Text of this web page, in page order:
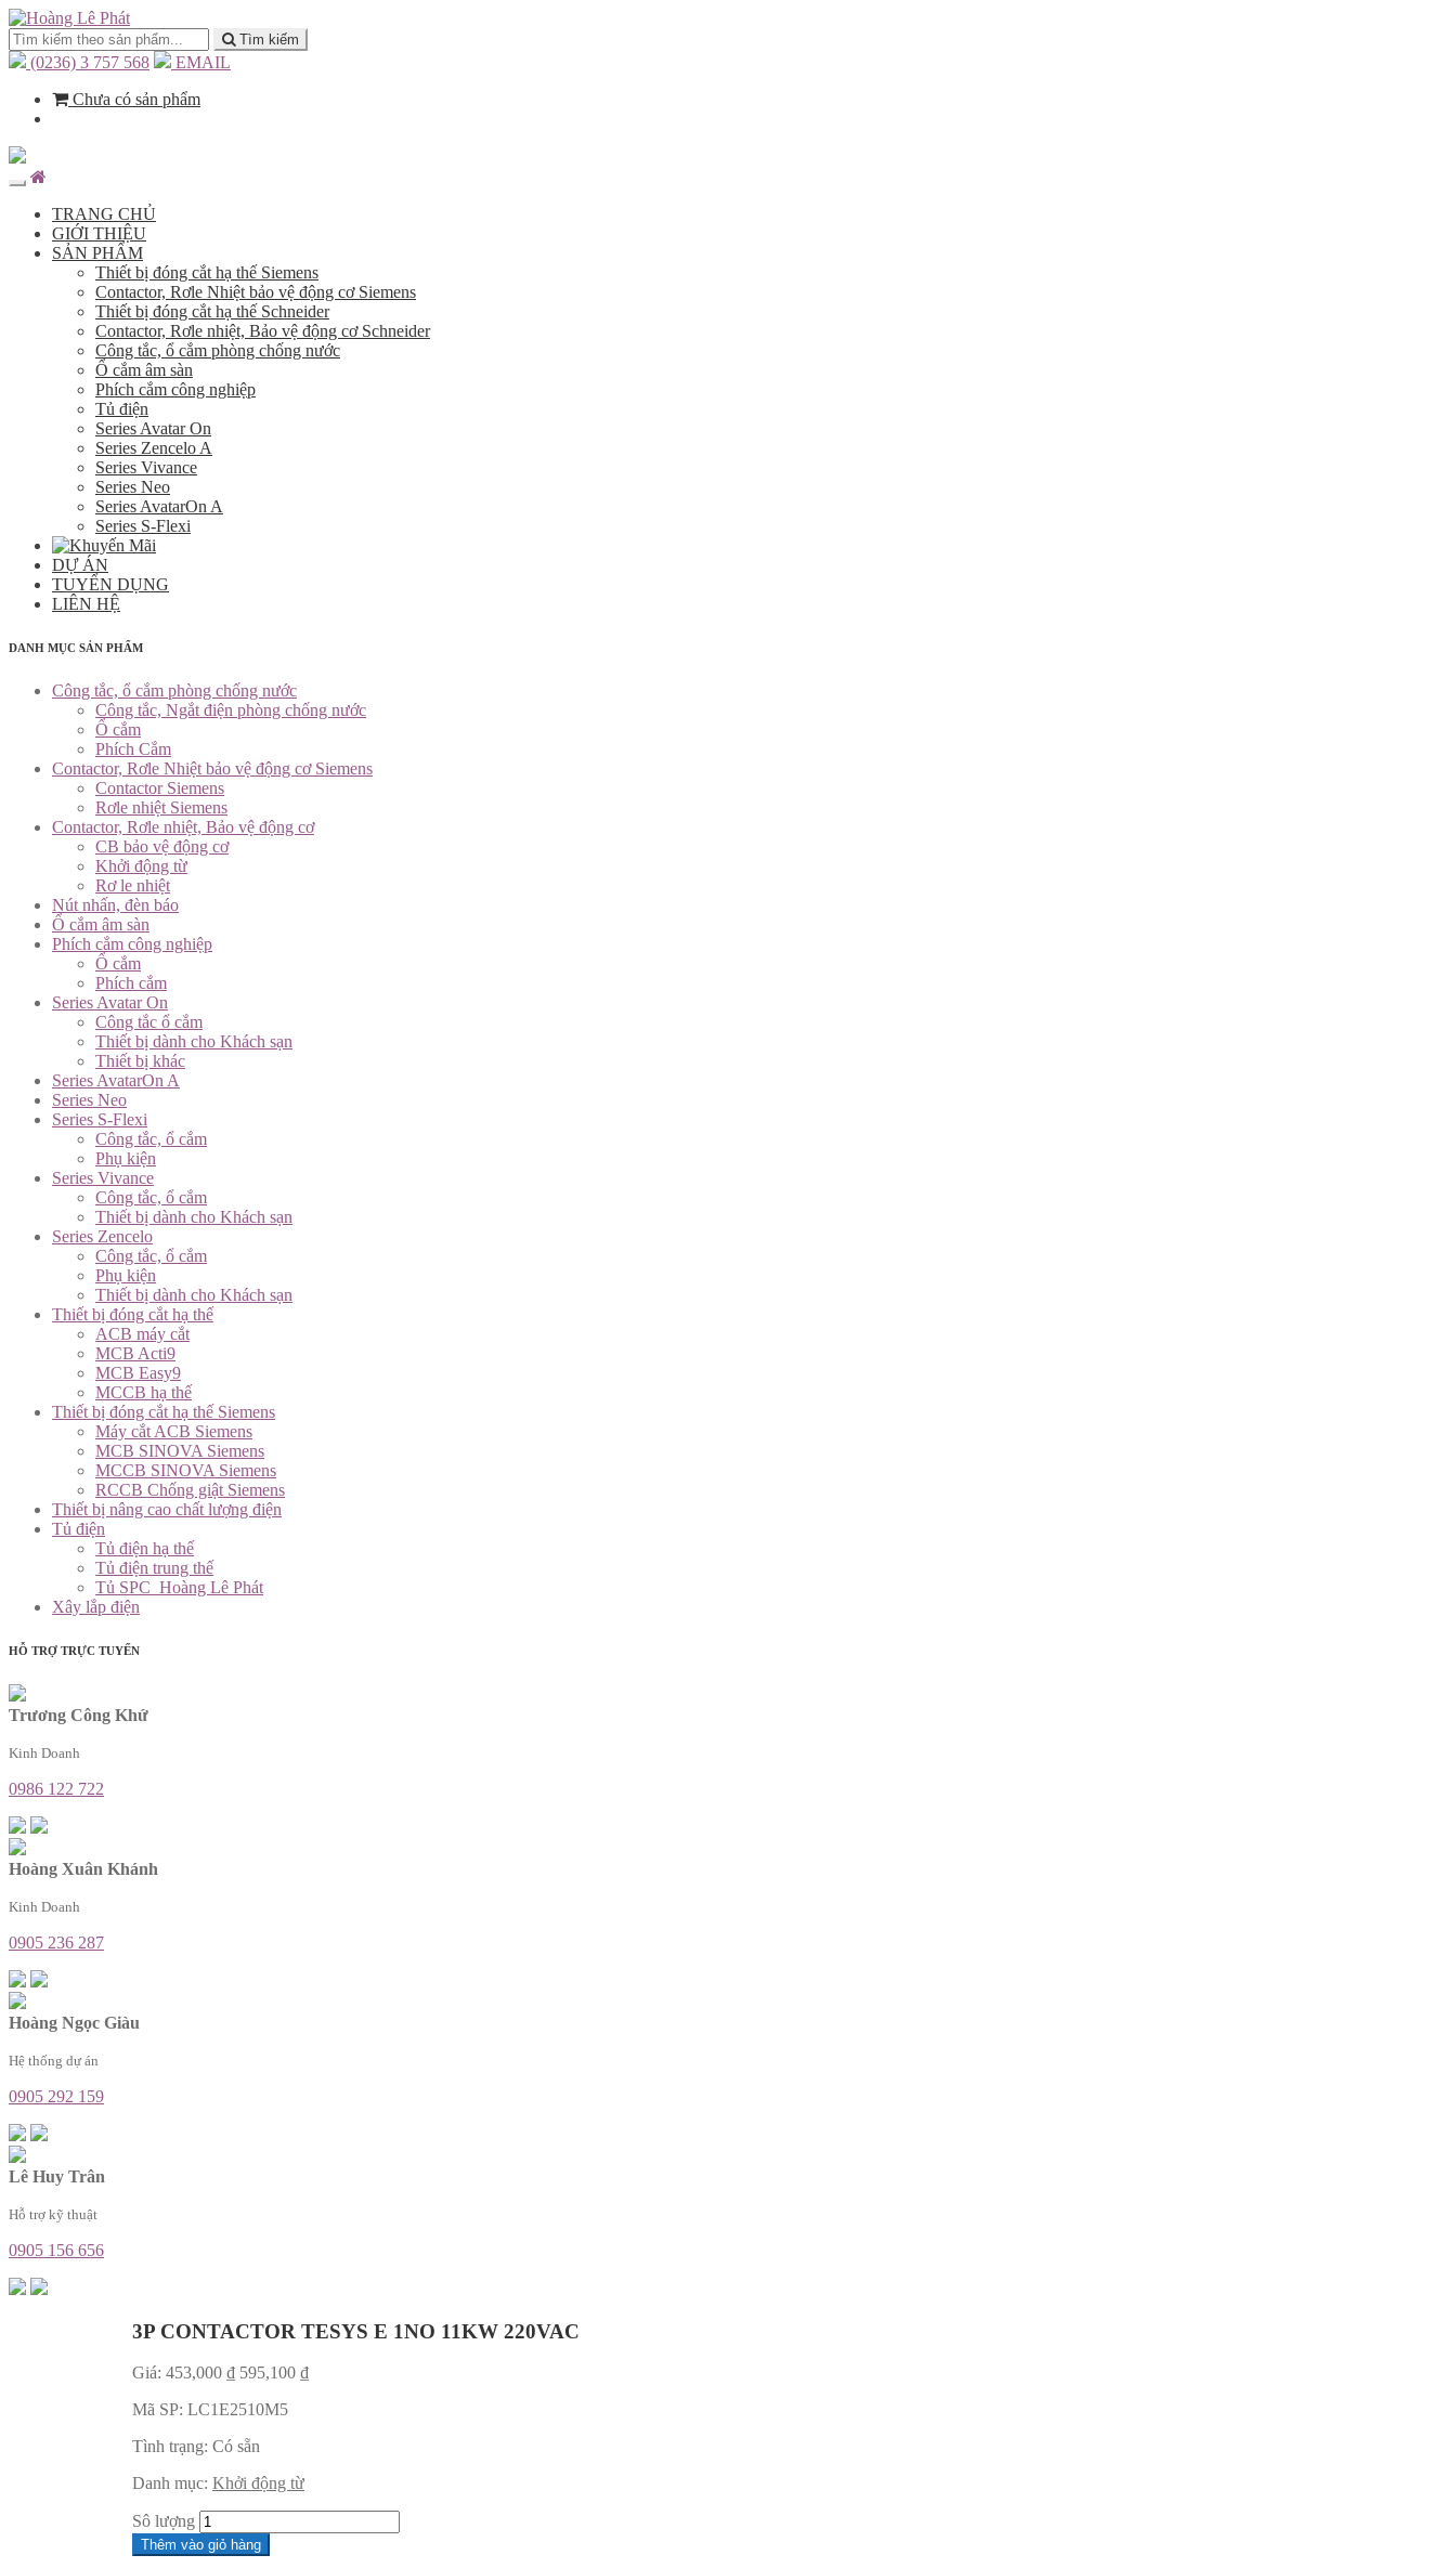
Tìm kiếm
(0236) 3 757 568
EMAIL
Chưa có sản phẩm
TRANG CHỦ
GIỚI THIỆU
SẢN PHẨM
Thiết bị đóng cắt hạ thế Siemens
Contactor, Rơle Nhiệt bảo vệ động cơ Siemens
Thiết bị đóng cắt hạ thế Schneider
Contactor, Rơle nhiệt, Bảo vệ động cơ Schneider
Công tắc, ổ cắm phòng chống nước
Ổ cắm âm sàn
Phích cắm công nghiệp
Tủ điện
Series Avatar On
Series Zencelo A
Series Vivance
Series Neo
Series AvatarOn A
Series S-Flexi
DỰ ÁN
TUYỂN DỤNG
LIÊN HỆ
DANH MỤC SẢN PHẨM
Công tắc, ổ cắm phòng chống nước
Công tắc, Ngắt điện phòng chống nước
Ổ cắm
Phích Cắm
Contactor, Rơle Nhiệt bảo vệ động cơ Siemens
Contactor Siemens
Rơle nhiệt Siemens
Contactor, Rơle nhiệt, Bảo vệ động cơ
CB bảo vệ động cơ
Khởi động từ
Rơ le nhiệt
Nút nhấn, đèn báo
Ổ cắm âm sàn
Phích cắm công nghiệp
Ổ cắm
Phích cắm
Series Avatar On
Công tắc ổ cắm
Thiết bị dành cho Khách sạn
Thiết bị khác
Series AvatarOn A
Series Neo
Series S-Flexi
Công tắc, ổ cắm
Phụ kiện
Series Vivance
Công tắc, ổ cắm
Thiết bị dành cho Khách sạn
Series Zencelo
Công tắc, ổ cắm
Phụ kiện
Thiết bị dành cho Khách sạn
Thiết bị đóng cắt hạ thế
ACB máy cắt
MCB Acti9
MCB Easy9
MCCB hạ thế
Thiết bị đóng cắt hạ thế Siemens
Máy cắt ACB Siemens
MCB SINOVA Siemens
MCCB SINOVA Siemens
RCCB Chống giật Siemens
Thiết bị nâng cao chất lượng điện
Tủ điện
Tủ điện hạ thế
Tủ điện trung thế
Tủ SPC_Hoàng Lê Phát
Xây lắp điện
HỖ TRỢ TRỰC TUYẾN
Trương Công Khứ
Kinh Doanh
0986 122 722
Hoàng Xuân Khánh
Kinh Doanh
0905 236 287
Hoàng Ngọc Giàu
Hệ thống dự án
0905 292 159
Lê Huy Trân
Hỗ trợ kỹ thuật
0905 156 656
3P CONTACTOR TESYS E 1NO 11KW 220VAC
Giá: 453,000 ₫ 595,100 ₫
Mã SP: LC1E2510M5
Tình trạng: Có sẵn
Danh mục: Khởi động từ
Sô lượng
Thêm vào giỏ hàng